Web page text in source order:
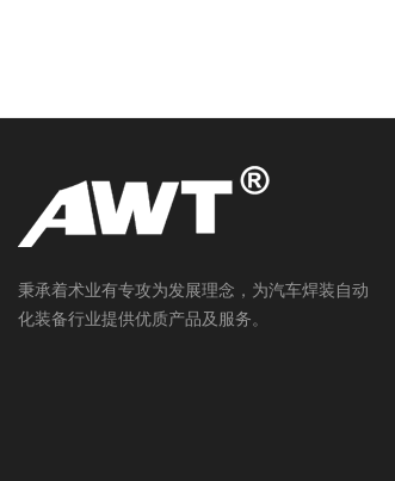
秉承着术业有专攻为发展理念，为汽车焊装自动
化装备行业提供优质产品及服务。